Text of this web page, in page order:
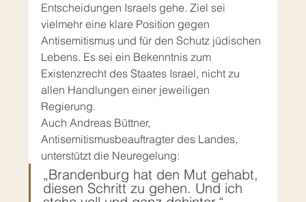
Entscheidungen Israels gehe. Ziel sei
vielmehr eine klare Position gegen
Antisemitismus und für den Schutz jüdischen
Lebens. Es sei ein Bekenntnis zum
Existenzrecht des Staates Israel, nicht zu
allen Handlungen einer jeweiligen
Regierung.
Auch Andreas Büttner,
Antisemitismusbeauftragter des Landes,
unterstützt die Neuregelung:
„Brandenburg hat den Mut gehabt,
diesen Schritt zu gehen. Und ich